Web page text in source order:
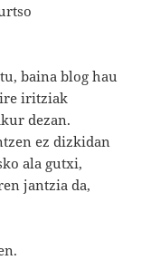
baina blog hau
iritziak
dezan.
ez dizkidan
ala gutxi,
jantzia da,